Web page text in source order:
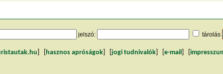
jelszó: tárolás
hasznos apróságok jogi tudnivalók e-mail